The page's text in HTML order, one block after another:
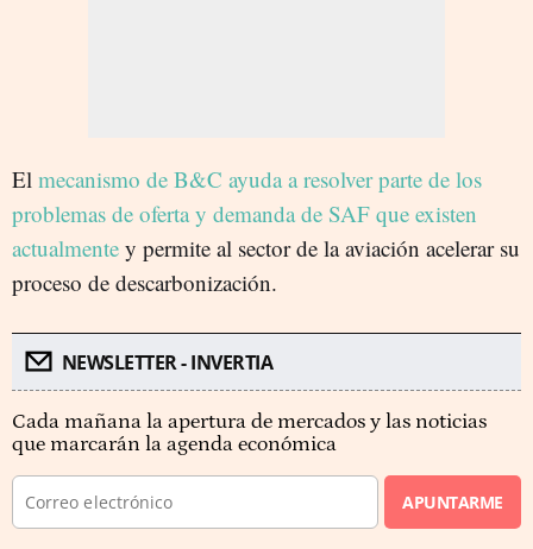
El mecanismo de B&C ayuda a resolver parte de los
problemas de oferta y demanda de SAF que existen
actualmente y permite al sector de la aviación acelerar su
proceso de descarbonización.
NEWSLETTER - INVERTIA
Cada mañana la apertura de mercados y las noticias
que marcarán la agenda económica
APUNTARME